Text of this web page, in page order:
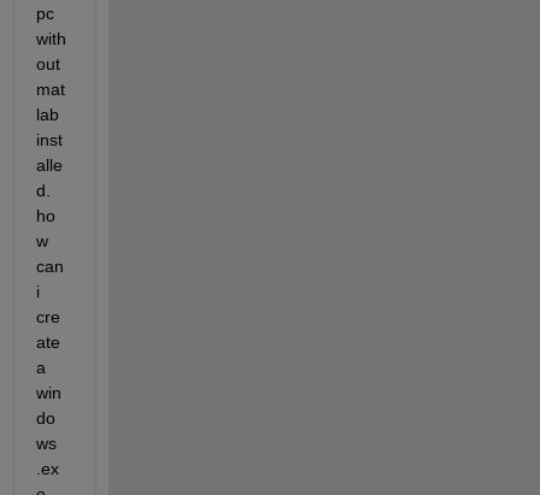
pc
with
out
mat
lab
inst
alle
d.
ho
w
can
i
cre
ate
a
win
do
ws
.ex